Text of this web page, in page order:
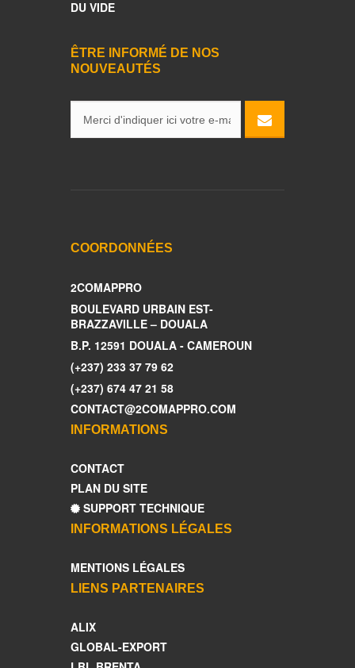
DU VIDE
ÊTRE INFORMÉ DE NOS
NOUVEAUTÉS
COORDONNÉES
2COMAPPRO
BOULEVARD URBAIN EST-
BRAZZAVILLE – DOUALA
B.P. 12591 DOUALA - CAMEROUN
(+237) 233 37 79 62
(+237) 674 47 21 58
CONTACT@2COMAPPRO.COM
INFORMATIONS
CONTACT
PLAN DU SITE
SUPPORT TECHNIQUE
INFORMATIONS LÉGALES
MENTIONS LÉGALES
LIENS PARTENAIRES
ALIX
GLOBAL-EXPORT